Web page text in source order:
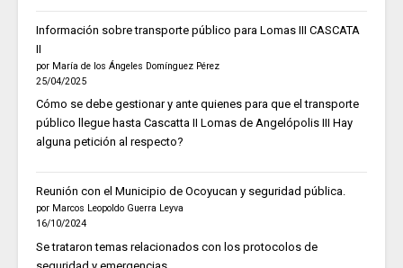
Información sobre transporte público para Lomas III CASCATA
II
por María de los Ángeles Domínguez Pérez
25/04/2025
Cómo se debe gestionar y ante quienes para que el transporte
público llegue hasta Cascatta II Lomas de Angelópolis III Hay
alguna petición al respecto?
Reunión con el Municipio de Ocoyucan y seguridad pública.
por Marcos Leopoldo Guerra Leyva
16/10/2024
Se trataron temas relacionados con los protocolos de
seguridad y emergencias.